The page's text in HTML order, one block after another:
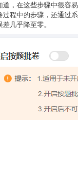
，在这些步骤中很容易
程中的步骤，还通过系
几乎降至零。